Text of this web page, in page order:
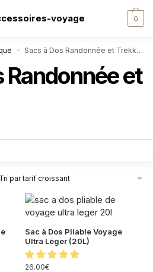
0
» Sacs à Dos Randonnée et Trekking
Randonnée et
Sac à Dos Pliable Voyage
Ultra Léger (20L)
26.00€